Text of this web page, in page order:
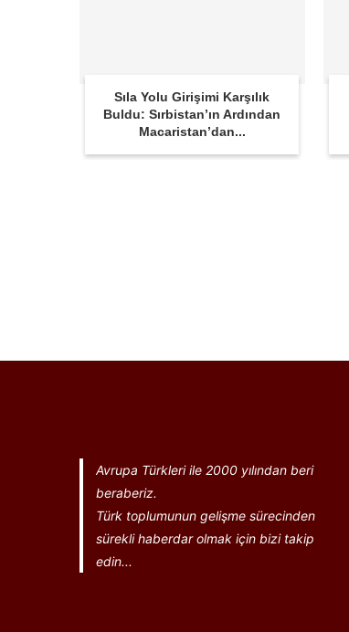
Sıla Yolu Girişimi Karşılık
Buldu: Sırbistan’ın Ardından
Macaristan’dan...
Avrupa Türkleri ile 2000 yılından beri
beraberiz.
Türk toplumunun gelişme sürecinden
sürekli haberdar olmak için bizi takip
edin...